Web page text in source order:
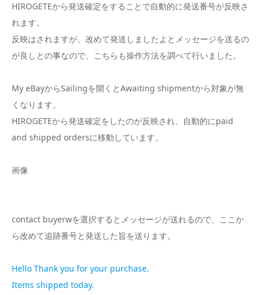
HIROGETEから発送確定をすることで自動的に発送番号が反映さ
れます。
反映はされますが、改めて発送しましたよとメッセージを送るの
が良しとの事なので、こちらも操作方法を調べて行いました。
My eBayからSailingを開くとAwaiting shipmentから対象が無
くなります。
HIROGETEから発送確定をしたのが反映され、自動的にpaid
and shipped ordersに移動しています。
画像
contact buyerwを選択するとメッセージが送れるので、ここか
ら改めて追跡番号と発送した旨を送ります。
Hello Thank you for your purchase.
Items shipped today.